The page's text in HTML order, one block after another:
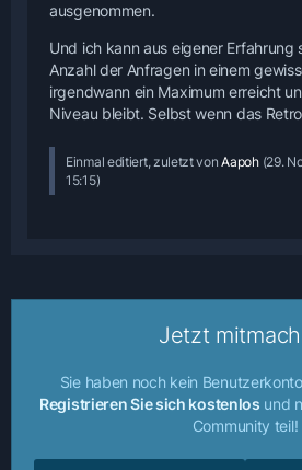
ausgenommen.
Und ich kann aus eigener Erfahrung
Anzahl der Anfragen in einem
irgendwann ein Maximum erreicht
Niveau bleibt. Selbst wenn das
Einmal editiert, zuletzt vonAapoh(29.
15:15)
Jetzt
Sie haben noch kein
Registrieren Sie sich kostenlos und
Community teil!